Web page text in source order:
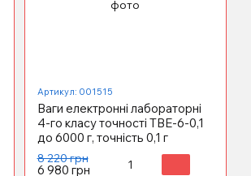
Артикул: 001515
Ваги електронні лабораторні
4-го класу точності ТВЕ-6-0,1
до 6000 г, точність 0,1 г
8 220 грн
6 980 грн